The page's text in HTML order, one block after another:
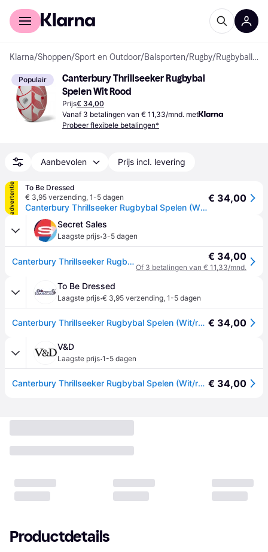
Voor shoppers
Klarna/Shoppen/Sport en Outdoor/Balsporten/Rugby/ Rugbyballen
Populair
Canterbury Thrillseeker Rugbybal
Spelen Wit Rood
Prijs€ 34,00
Vanaf 3 betalingen van € 11,33/mnd. met
Probeer flexibele betalingen*
Aanbevolen Prijs incl. levering
advertentie
To Be Dressed
€ 3,95 verzending, 1-5 dagen
Canterbury Thrillseeker Rugbybal Spelen (Wit/rood) - One Size
€ 34,00
Secret Sales
Laagste prijs·3-5 dagen
Canterbury Thrillseeker Rugbybal Spelen (Wit/rood) - One Size € 34,00
Of 3 betalingen van € 11,33/mnd.
To Be Dressed
Laagste prijs·€ 3,95 verzending, 1-5 dagen
Canterbury Thrillseeker Rugbybal Spelen (Wit/rood) - One Size € 34,00
V&D
Laagste prijs·1-5 dagen
Canterbury Thrillseeker Rugbybal Spelen (Wit/rood) - One Size € 34,00
Productdetails